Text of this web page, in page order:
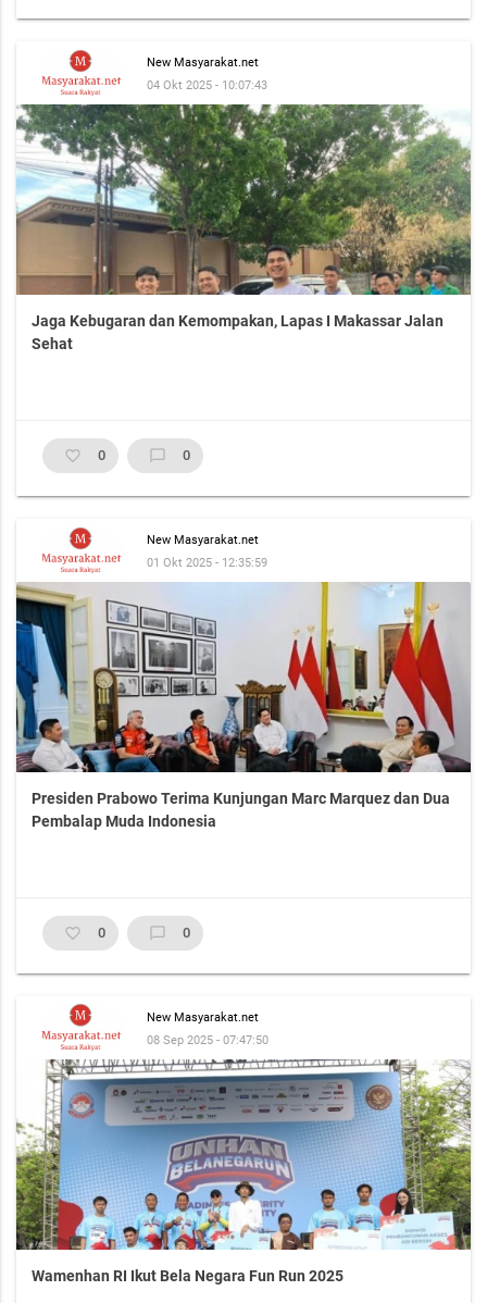
New Masyarakat.net
04 Okt 2025 - 10:07:43
Jaga Kebugaran dan Kemompakan, Lapas I Makassar Jalan
Sehat
favorite_border 0 chat_bubble_outline 0
New Masyarakat.net
01 Okt 2025 - 12:35:59
Presiden Prabowo Terima Kunjungan Marc Marquez dan Dua
Pembalap Muda Indonesia
favorite_border 0 chat_bubble_outline 0
New Masyarakat.net
08 Sep 2025 - 07:47:50
Wamenhan RI Ikut Bela Negara Fun Run 2025